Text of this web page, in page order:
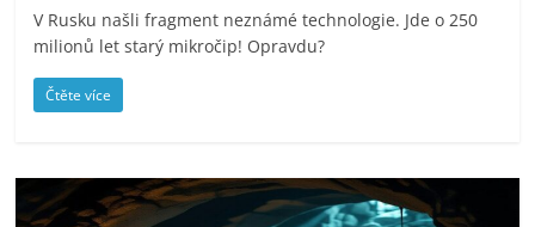
V Rusku našli fragment neznámé technologie. Jde o 250
milionů let starý mikročip! Opravdu?
Čtěte více